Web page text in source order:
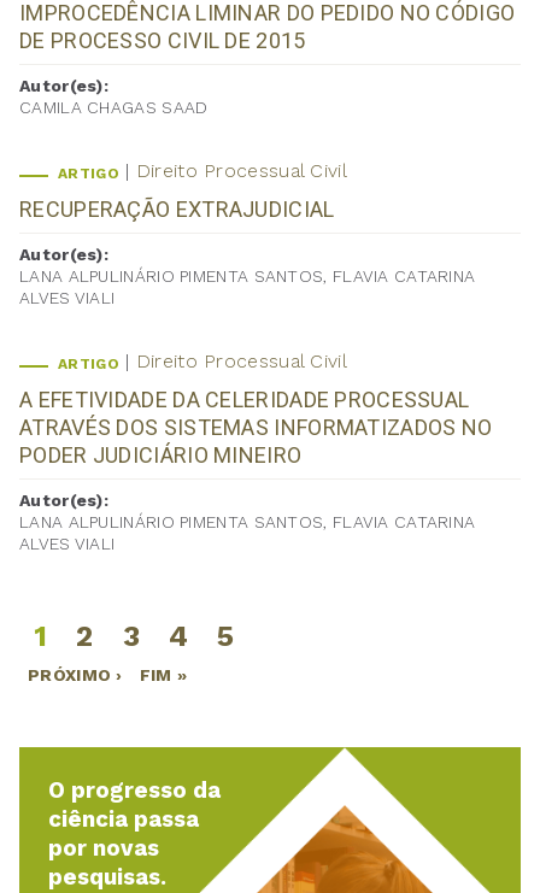
IMPROCEDÊNCIA LIMINAR DO PEDIDO NO CÓDIGO
DE PROCESSO CIVIL DE 2015
Autor(es):
CAMILA CHAGAS SAAD
ARTIGO Direito Processual Civil
RECUPERAÇÃO EXTRAJUDICIAL
Autor(es):
LANA ALPULINÁRIO PIMENTA SANTOS, FLAVIA CATARINA
ALVES VIALI
ARTIGO Direito Processual Civil
A EFETIVIDADE DA CELERIDADE PROCESSUAL
ATRAVÉS DOS SISTEMAS INFORMATIZADOS NO
PODER JUDICIÁRIO MINEIRO
Autor(es):
LANA ALPULINÁRIO PIMENTA SANTOS, FLAVIA CATARINA
ALVES VIALI
Páginas
1 2 3 4 5
PRÓXIMO › FIM »
O progresso da
ciência passa
por novas
pesquisas.